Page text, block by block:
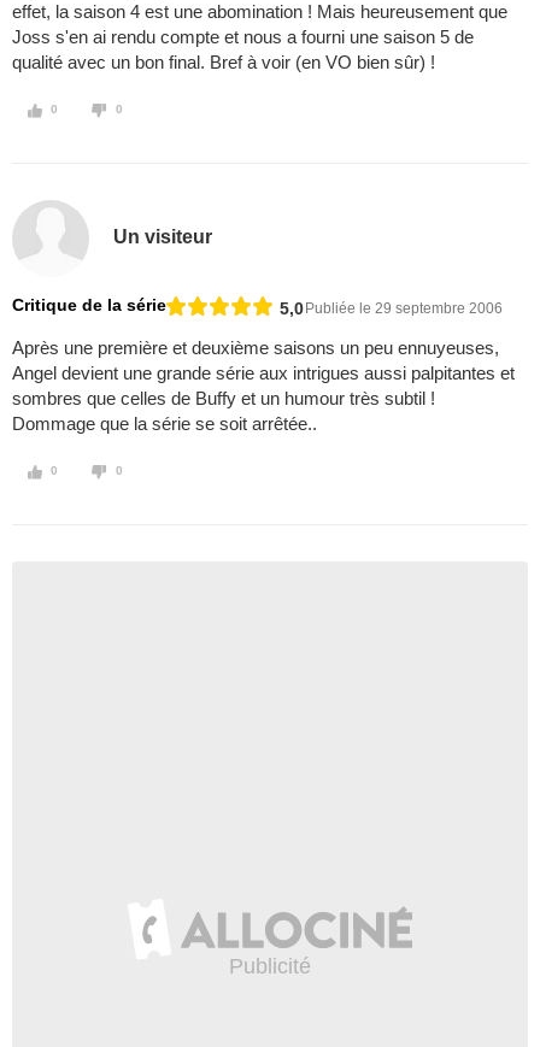
effet, la saison 4 est une abomination ! Mais heureusement que
Joss s'en ai rendu compte et nous a fourni une saison 5 de
qualité avec un bon final. Bref à voir (en VO bien sûr) !
0 0
Un visiteur
Critique de la série 5,0Publiée le 29 septembre 2006
Après une première et deuxième saisons un peu ennuyeuses,
Angel devient une grande série aux intrigues aussi palpitantes et
sombres que celles de Buffy et un humour très subtil !
Dommage que la série se soit arrêtée..
0 0